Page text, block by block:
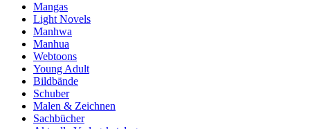
Mangas
Light Novels
Manhwa
Manhua
Webtoons
Young Adult
Bildbände
Schuber
Malen & Zeichnen
Sachbücher